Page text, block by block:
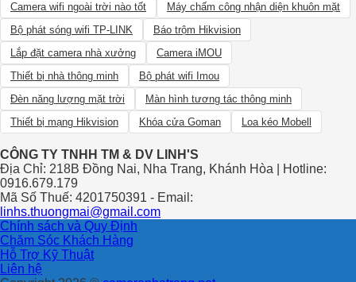
Camera wifi ngoài trời nào tốt
Máy chấm công nhận diện khuôn mặt
Bộ phát sóng wifi TP-LINK
Báo trộm Hikvision
Lắp đặt camera nhà xưởng
Camera iMOU
Thiết bị nhà thông minh
Bộ phát wifi Imou
Đèn năng lượng mặt trời
Màn hình tương tác thông minh
Thiết bị mạng Hikvision
Khóa cửa Goman Loa kéo Mobell
CÔNG TY TNHH TM & DV LINH'S
Địa Chỉ: 218B Đồng Nai, Nha Trang, Khánh Hòa | Hotline:
0916.679.179
Mã Số Thuế: 4201750391 - Email:
linhs.thuongmai@gmail.com
Chính sách và Quy Định
Chăm Sóc Khách Hàng
Hỗ Trợ Kỹ Thuật
Liên hệ